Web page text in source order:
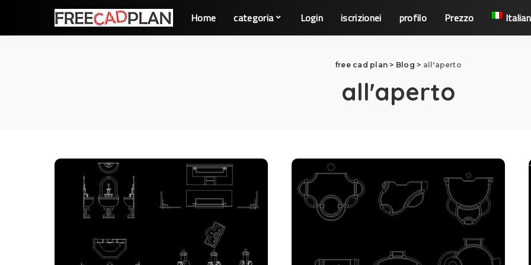
Home categoria Login iscrizionei profilo Prezzo
free cad plan > Blog > all'aperto
all'aperto